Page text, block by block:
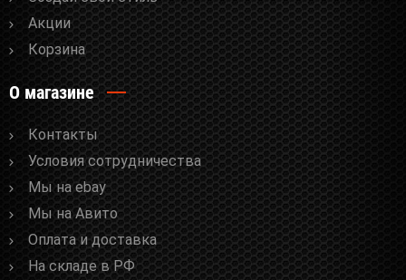
Акции
Корзина
О магазине
Контакты
Условия сотрудничества
Мы на ebay
Мы на Авито
Оплата и доставка
На складе в РФ